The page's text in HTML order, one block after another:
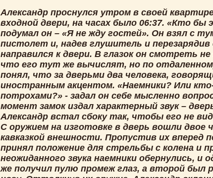
Александр проснулся утром в своей
входной двери, на часах было 06:37. «Кто бы
подумал он – «Я не жду гостей». Он взял с
пистолет и, надев глушитель и перезарядив
направился к двери. В глазок он смотреть
что его тут же вычислят, но по
понял, что за дверьми два человека,
иностранным акцентом. «Наемники? Или
потрохами?» - задал он себе мысленно
момент замок издал характерный звук –
Александр встал сбоку так, чтобы его не
С оружием на изготовке в дверь вошли двое
кавказкой внешности. Пропустив их вперед
принял положение для стрельбы с колена и
неожиданного звука наемники обернулись, и
же получил пулю промеж глаз, а второй был